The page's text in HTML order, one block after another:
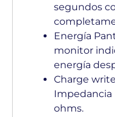
segundos
Energía
monitor
energía
Charge
Impedancia
ohms.